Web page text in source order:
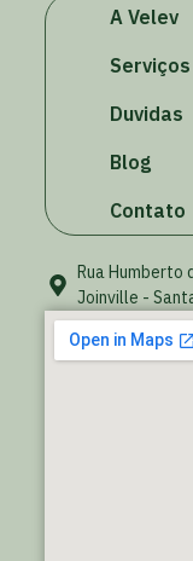
A Velev
Serviços
Duvidas
Blog
Contato
Rua Humberto
Joinville -